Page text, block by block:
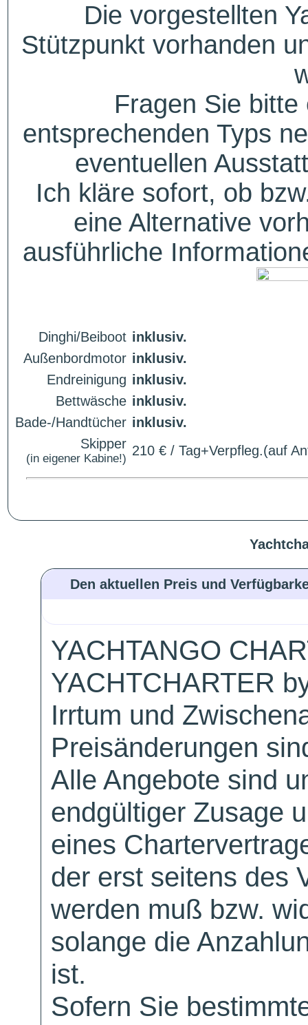
Die vorgestellten
Stützpunkt vorhanden
Fragen Sie
entsprechenden Typs
eventuellen
Ich kläre sofort, ob
eine Alternative
ausführliche
Dinghi/Beiboot inklusiv.
Außenbordmotor inklusiv.
Endreinigung inklusiv.
Bettwäsche inklusiv.
Bade-/Handtücher inklusiv.
Skipper
(in eigener Kabine!)
210 € / Tag+Verpfleg.(auf
Den aktuellen Preis und
YACHTANGO
YACHTCHARTER
Irrtum und
Preisänderungen
Alle Angebote sind
endgültiger Zusage
eines
der erst seitens des
werden muß bzw.
solange die
ist.
Sofern Sie